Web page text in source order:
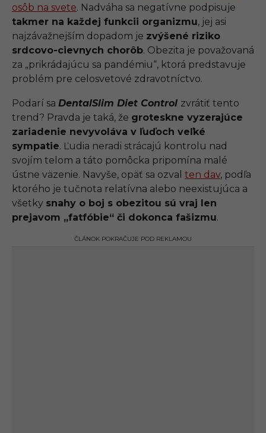
osôb na svete. Nadváha sa negatívne podpisuje
takmer na každej funkcii organizmu, jej asi
najzávažnejším dopadom je zvýšené riziko
srdcovo-cievnych chorôb. Obezita je považovaná
za „prikrádajúcu sa pandémiu“, ktorá predstavuje
problém pre celosvetové zdravotníctvo.
Podarí sa DentalSlim Diet Control zvrátiť tento
trend? Pravda je taká, že groteskne vyzerajúce
zariadenie nevyvoláva v ľuďoch veľké
sympatie. Ľudia neradi strácajú kontrolu nad
svojím telom a táto pomôcka pripomína malé
ústne väzenie. Navyše, opäť sa ozval ten dav, podľa
ktorého je tučnota relatívna alebo neexistujúca a
všetky snahy o boj s obezitou sú vraj len
prejavom „fatfóbie“ či dokonca fašizmu.
ČLÁNOK POKRAČUJE POD REKLAMOU